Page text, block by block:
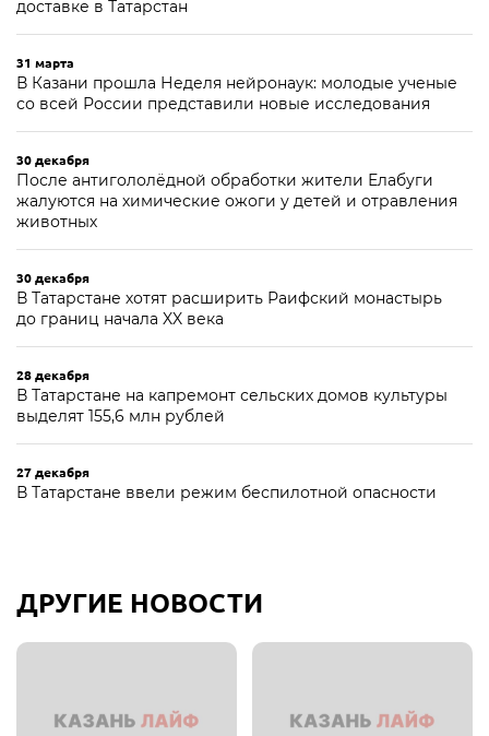
доставке в Татарстан
31 марта
В Казани прошла Неделя нейронаук: молодые ученые
со всей России представили новые исследования
30 декабря
После антигололёдной обработки жители Елабуги
жалуются на химические ожоги у детей и отравления
животных
30 декабря
В Татарстане хотят расширить Раифский монастырь
до границ начала XX века
28 декабря
В Татарстане на капремонт сельских домов культуры
выделят 155,6 млн рублей
27 декабря
В Татарстане ввели режим беспилотной опасности
ДРУГИЕ НОВОСТИ